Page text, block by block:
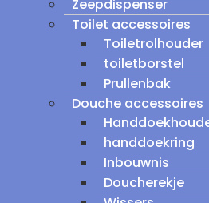
Zeepdispenser
Toilet accessoires
Toiletrolhouder
toiletborstel
Prullenbak
Douche accessoires
handdoekring
Inbouwnis
Doucherekje